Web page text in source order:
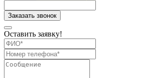
Оставить заявку!